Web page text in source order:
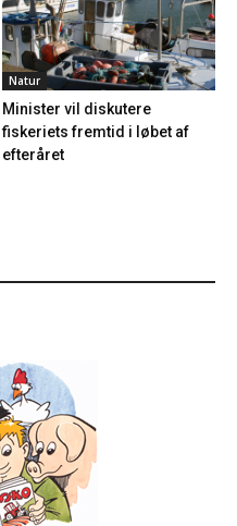
Natur
Minister vil diskutere
fiskeriets fremtid i løbet af
efteråret